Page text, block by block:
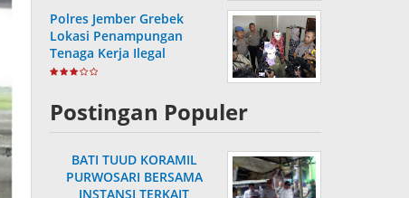
Polres Jember Grebek
Lokasi Penampungan
Tenaga Kerja Ilegal
Postingan Populer
BATI TUUD KORAMIL
PURWOSARI BERSAMA
INSTANSI TERKAIT